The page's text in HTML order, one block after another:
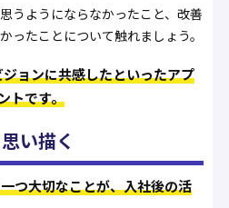
うようにならなかったこと、改善
ったことについて触れましょう。
ョンに共感したといったアプ
トです。
い描く
つ大切なことが、入社後の活